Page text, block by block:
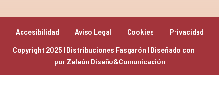
Copyright 2025 | Distribuciones Fasgarón | Diseñado con
por Zeleón Diseño&Comunicación
Accesibilidad Aviso Legal Cookies Privacidad